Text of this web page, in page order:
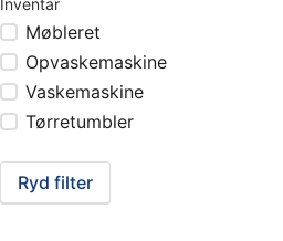
Inventar
Møbleret
Opvaskemaskine
Vaskemaskine
Tørretumbler
Ryd filter